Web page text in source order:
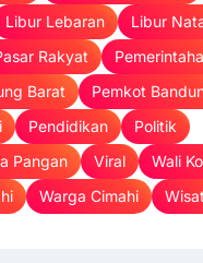
Libur Lebaran Libur
Rakyat
Barat
Pemkot
Pendidikan
Politik
Pangan
Viral
Wali
Warga Cimahi